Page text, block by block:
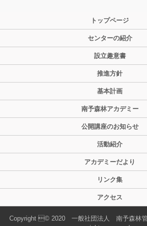
トップページ
センターの紹介
設立趣意書
推進方針
基本計画
南予森林アカデミー
公開講座のお知らせ
活動紹介
アカデミーだより
リンク集
アクセス
Copyright © 2020 一般社団法人 南予森林